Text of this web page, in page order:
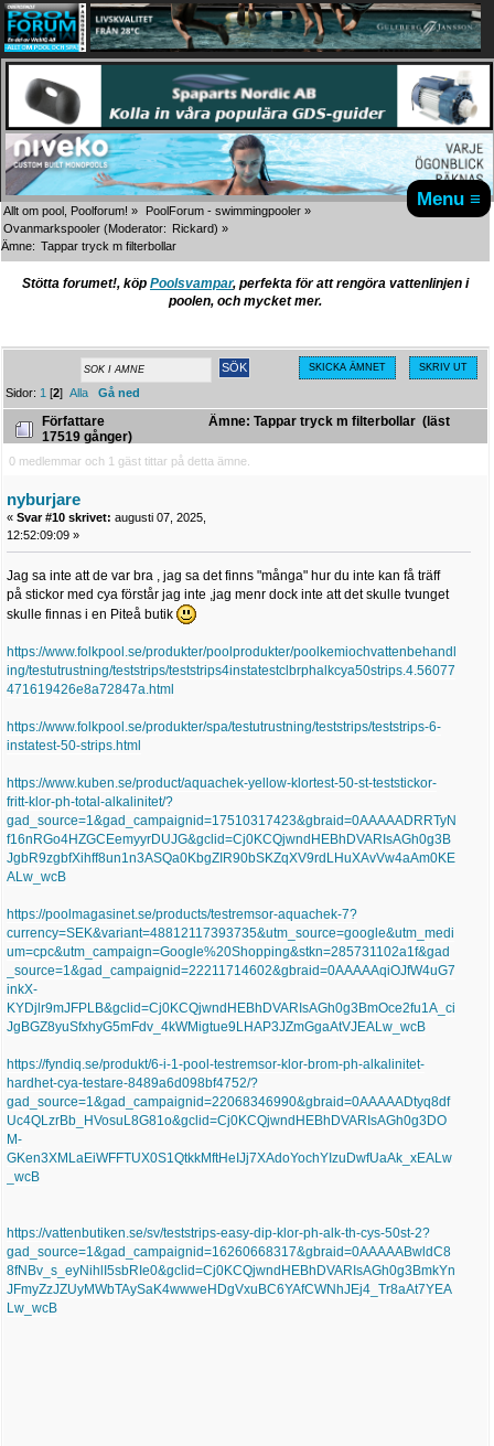
Menu ≡
Allt om pool, Poolforum! » PoolForum - swimmingpooler »
Ovanmarkspooler (Moderator: Rickard) »
Ämne: Tappar tryck m filterbollar
Stötta forumet!, köp Poolsvampar, perfekta för att rengöra vattenlinjen i
poolen, och mycket mer.
SKICKA ÄMNET SKRIV UT
Sidor: 1 [2]Alla Gå ned
Författare
Ämne: Tappar tryck m filterbollar (läst
17519 gånger)
0 medlemmar och 1 gäst tittar på detta ämne.
nyburjare
« Svar #10 skrivet: augusti 07, 2025,
12:52:09:09 »
Jag sa inte att de var bra , jag sa det finns "många" hur du inte kan få träff
på stickor med cya förstår jag inte ,jag menr dock inte att det skulle tvunget
skulle finnas i en Piteå butik
https://www.folkpool.se/produkter/poolprodukter/poolkemiochvattenbehandl
ing/testutrustning/teststrips/teststrips4instatestclbrphalkcya50strips.4.56077
471619426e8a72847a.html
https://www.folkpool.se/produkter/spa/testutrustning/teststrips/teststrips-6-
instatest-50-strips.html
https://www.kuben.se/product/aquachek-yellow-klortest-50-st-teststickor-
fritt-klor-ph-total-alkalinitet/?
gad_source=1&gad_campaignid=17510317423&gbraid=0AAAAADRRTyN
f16nRGo4HZGCEemyyrDUJG&gclid=Cj0KCQjwndHEBhDVARIsAGh0g3B
JgbR9zgbfXihff8un1n3ASQa0KbgZIR90bSKZqXV9rdLHuXAvVw4aAm0KE
ALw_wcB
https://poolmagasinet.se/products/testremsor-aquachek-7?
currency=SEK&variant=48812117393735&utm_source=google&utm_medi
um=cpc&utm_campaign=Google%20Shopping&stkn=285731102a1f&gad
_source=1&gad_campaignid=22211714602&gbraid=0AAAAAqiOJfW4uG7
inkX-
KYDjlr9mJFPLB&gclid=Cj0KCQjwndHEBhDVARIsAGh0g3BmOce2fu1A_ci
JgBGZ8yuSfxhyG5mFdv_4kWMigtue9LHAP3JZmGgaAtVJEALw_wcB
https://fyndiq.se/produkt/6-i-1-pool-testremsor-klor-brom-ph-alkalinitet-
hardhet-cya-testare-8489a6d098bf4752/?
gad_source=1&gad_campaignid=22068346990&gbraid=0AAAAADtyq8df
Uc4QLzrBb_HVosuL8G81o&gclid=Cj0KCQjwndHEBhDVARIsAGh0g3DO
M-
GKen3XMLaEiWFFTUX0S1QtkkMftHeIJj7XAdoYochYIzuDwfUaAk_xEALw
_wcB
https://vattenbutiken.se/sv/teststrips-easy-dip-klor-ph-alk-th-cys-50st-2?
gad_source=1&gad_campaignid=16260668317&gbraid=0AAAAABwldC8
8fNBv_s_eyNihlI5sbRIe0&gclid=Cj0KCQjwndHEBhDVARIsAGh0g3BmkYn
JFmyZzJZUyMWbTAySaK4wwweHDgVxuBC6YAfCWNhJEj4_Tr8aAt7YEA
Lw_wcB